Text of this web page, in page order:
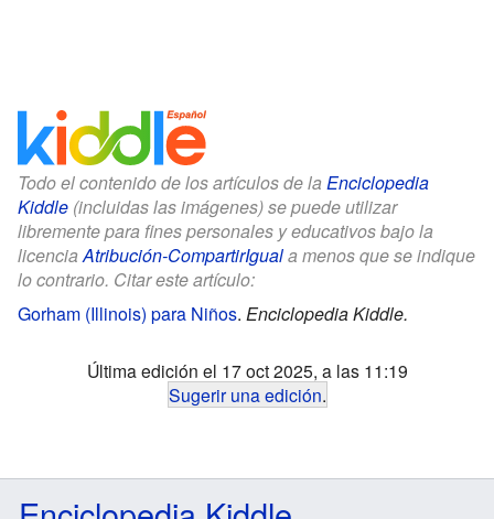
Todo el contenido de los artículos de la Enciclopedia
Kiddle (incluidas las imágenes) se puede utilizar
libremente para fines personales y educativos bajo la
licenciaAtribución-CompartirIguala menos que se indique
lo contrario. Citar este artículo:
Gorham (Illinois) para Niños. Enciclopedia Kiddle.
Última edición el 17 oct 2025, a las 11:19
Sugerir una edición.